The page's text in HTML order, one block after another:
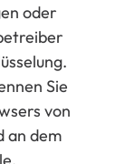
oder
Sie
von
an dem